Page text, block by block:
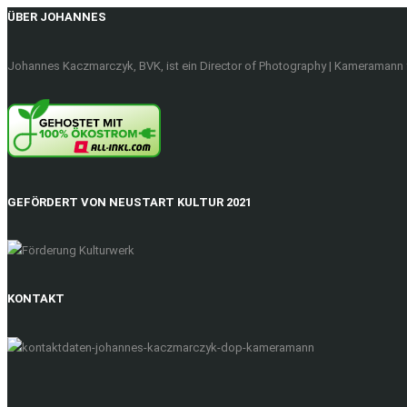
ÜBER JOHANNES
Johannes Kaczmarczyk, BVK, ist ein Director of Photography |
GEFÖRDERT VON NEUSTART KULTUR 2021
KONTAKT